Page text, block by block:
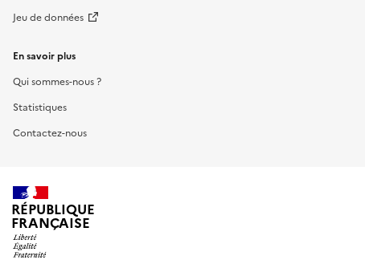
Jeu de données
En savoir plus
Qui sommes-nous ?
Statistiques
Contactez-nous
RÉPUBLIQUE
FRANÇAISE